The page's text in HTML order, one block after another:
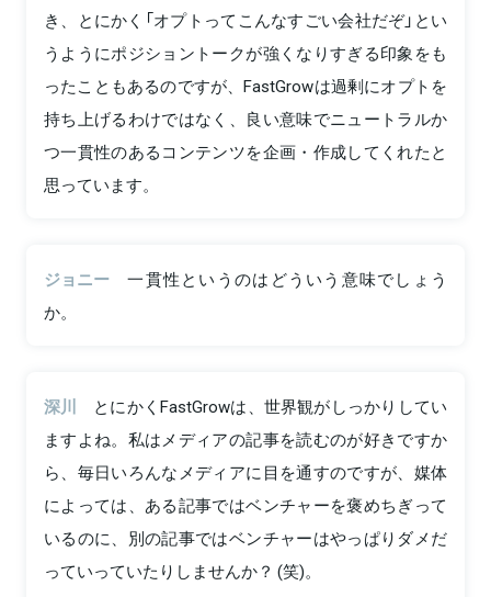
き、とにかく「オプトってこんなすごい会社だぞ」とい
うようにポジショントークが強くなりすぎる印象をも
ったこともあるのですが、FastGrowは過剰にオプトを
持ち上げるわけではなく、良い意味でニュートラルか
つ一貫性のあるコンテンツを企画・作成してくれたと
思っています。
ジョニー
一貫性というのはどういう意味でしょう
か。
深川
とにかくFastGrowは、世界観がしっかりしてい
ますよね。私はメディアの記事を読むのが好きですか
ら、毎日いろんなメディアに目を通すのですが、媒体
によっては、ある記事ではベンチャーを褒めちぎって
いるのに、別の記事ではベンチャーはやっぱりダメだ
っていっていたりしませんか？ (笑)。